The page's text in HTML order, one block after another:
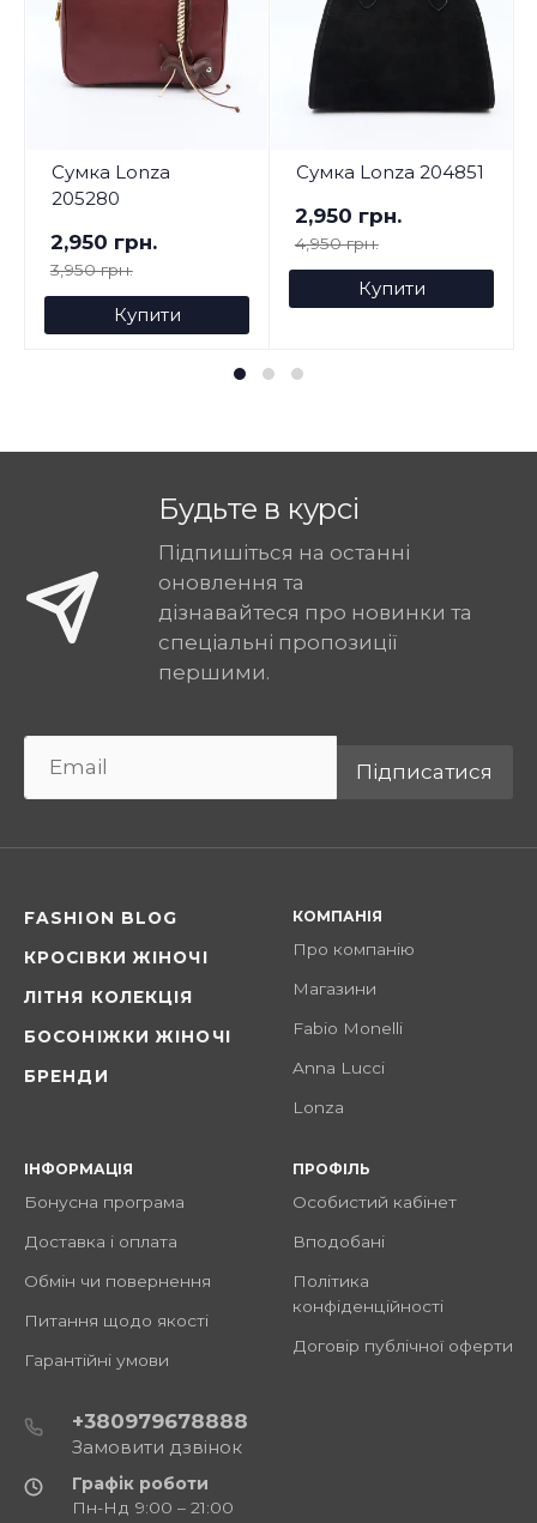
Сумка Lonza
205280
2,950 грн.
3,950 грн.
Купити
Сумка Lonza 204851
2,950 грн.
4,950 грн.
Купити
Будьте в курсі
Підпишіться на останні
оновлення та
дізнавайтеся про новинки та
спеціальні пропозиції
першими.
Підписатися
FASHION BLOG
КРОСІВКИ ЖІНОЧІ
ЛІТНЯ КОЛЕКЦІЯ
БОСОНІЖКИ ЖІНОЧІ
БРЕНДИ
КОМПАНІЯ
Про компанію
Магазини
Fabio Monelli
Anna Lucci
Lonza
ІНФОРМАЦІЯ
Бонусна програма
Доставка і оплата
Обмін чи повернення
Питання щодо якості
Гарантійні умови
ПРОФІЛЬ
Особистий кабінет
Вподобані
Політика
конфіденційності
Договір публічної оферти
+380979678888
Замовити дзвінок
Графік роботи
Пн-Нд 9:00 – 21:00